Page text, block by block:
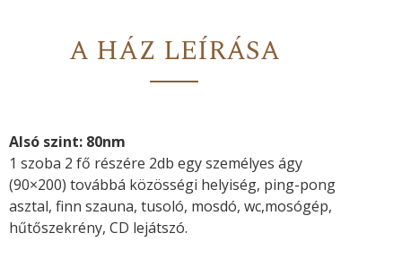
A HÁZ LEÍRÁSA
Alsó szint: 80nm
1 szoba 2 fő részére 2db egy személyes ágy
(90×200) továbbá közösségi helyiség, ping-pong
asztal, finn szauna, tusoló, mosdó, wc,mosógép,
hűtőszekrény, CD lejátszó.